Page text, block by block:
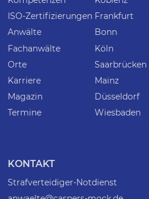
ISO-Zertifizierungen
Anwälte
Fachanwälte
Orte
Karriere
Magazin
Termine
Frankfurt
Bonn
Köln
Saarbrücken
Mainz
Düsseldorf
Wiesbaden
KONTAKT
Strafverteidiger-Notdienst